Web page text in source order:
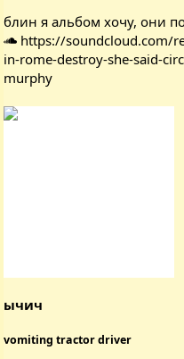
блин я альбом хочу, они
https://soundcloud.com/
in-rome-destroy-she-said-
murphy
ычич
vomiting tractor driver